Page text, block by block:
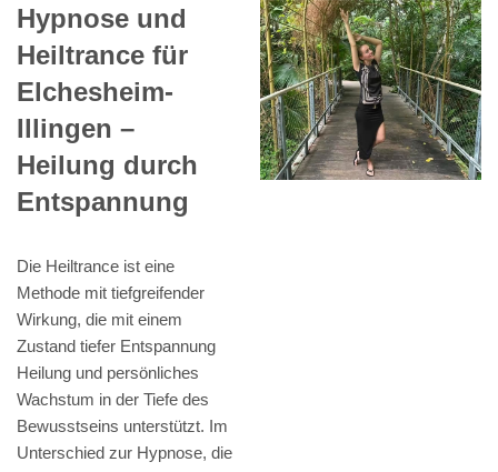
Hypnose und
Heiltrance für
Elchesheim-
Illingen –
Heilung durch
Entspannung
Die Heiltrance ist eine
Methode mit tiefgreifender
Wirkung, die mit einem
Zustand tiefer Entspannung
Heilung und persönliches
Wachstum in der Tiefe des
Bewusstseins unterstützt. Im
Unterschied zur Hypnose, die